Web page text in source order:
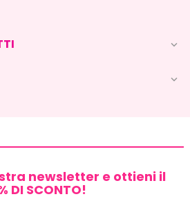


newsletter e ottieni il
DI SCONTO!